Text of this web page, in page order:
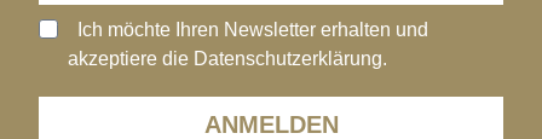
ANMELDEN
Ich möchte Ihren Newsletter erhalten und
akzeptiere die Datenschutzerklärung.